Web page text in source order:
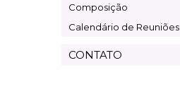
Composição
Calendário de Reuniões
CONTATO